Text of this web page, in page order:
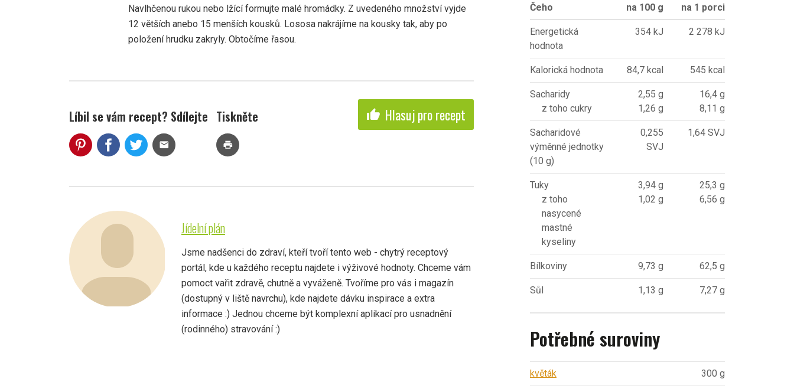
Navlhčenou rukou nebo lžící formujte malé hromádky. Z uvedeného množství vyjde
12 větších anebo 15 menších kousků. Lososa nakrájíme na kousky tak, aby po
položení hrudku zakryly. Obtočíme řasou.
Líbil se vám recept? Sdílejte
mail
Tiskněte
print
thumb_up Hlasuj pro recept
Jídelní plán
Jsme nadšenci do zdraví, kteří tvoří tento web - chytrý receptový
portál, kde u každého receptu najdete i výživové hodnoty. Chceme vám
pomoct vařit zdravě, chutně a vyváženě. Tvoříme pro vás i magazín
(dostupný v liště navrchu), kde najdete dávku inspirace a extra
informace :) Jednou chceme být komplexní aplikací pro usnadnění
(rodinného) stravování :)
Čeho na 100 g na 1 porci
Energetická
hodnota
354 kJ 2 278 kJ
Kalorická hodnota 84,7 kcal 545 kcal
Sacharidy
z toho cukry
2,55 g
1,26 g
16,4 g
8,11 g
Sacharidové
výměnné jednotky
(10 g)
0,255
SVJ
1,64 SVJ
Tuky
z toho
nasycené
mastné
kyseliny
3,94 g
1,02 g
25,3 g
6,56 g
Bílkoviny 9,73 g 62,5 g
Sůl 1,13 g 7,27 g
Potřebné suroviny
květák 300 g